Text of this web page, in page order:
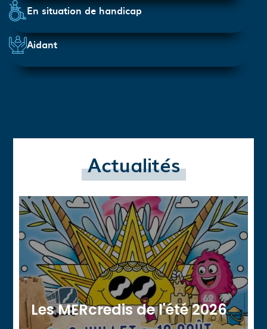
En situation de handicap
Aidant
Actualités
Les MERcredis de l'été 2026